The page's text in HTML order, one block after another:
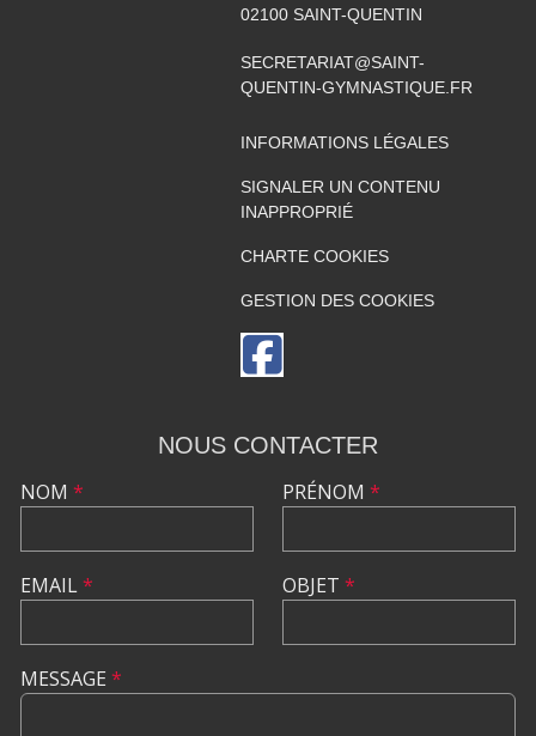
02100 SAINT-QUENTIN
SECRETARIAT@SAINT-
QUENTIN-GYMNASTIQUE.FR
INFORMATIONS LÉGALES
SIGNALER UN CONTENU
INAPPROPRIÉ
CHARTE COOKIES
GESTION DES COOKIES
NOUS CONTACTER
NOM *
EMAIL*
PRÉNOM *
OBJET *
MESSAGE *